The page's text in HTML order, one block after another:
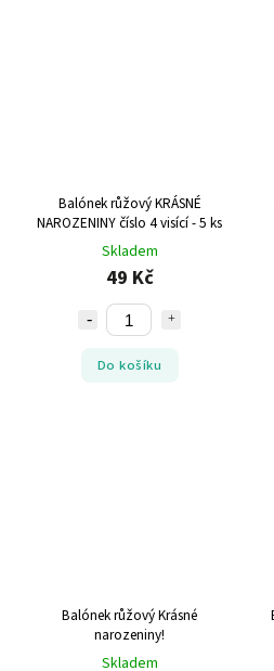
Balónek růžový KRÁSNÉ
NAROZENINY číslo 4 visící - 5 ks
Skladem
49 Kč
Do košíku
Balónek růžový Krásné
narozeniny!
Skladem